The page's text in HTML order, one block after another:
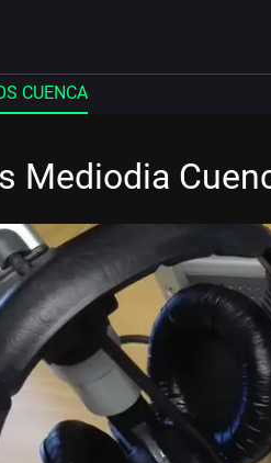
CUENCA
Mediodia